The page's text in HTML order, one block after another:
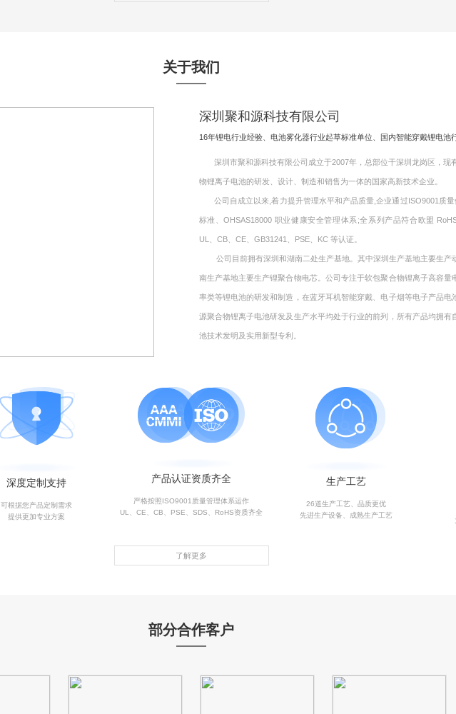
关于我们
深圳聚和源科技有限公司
16年锂电行业经验、电池雾化器行业起草标准单位、国内智能穿戴锂电池
深圳市聚和源科技有限公司成立于2007年，总部位干深圳龙岗区，现
物锂离子电池的研发、设计、制造和销售为一体的国家高新技术企业。
公司自成立以来,着力提升管理水平和产品质量,企业通过ISO9001质量
标准、OHSAS18000 职业健康安全管理体系;全系列产品符合欧盟
UL、CB、CE、GB31241、PSE、KC 等认证。
公司目前拥有深圳和湖南二处生产基地。其中深圳生产基地主要生产
南生产基地主要生产锂聚合物电芯。公司专注于软包聚合物锂离子高容量
率类等锂电池的研发和制造，在蓝牙耳机智能穿戴、电子烟等电子产品电
源聚合物锂离子电池研发及生产水平均处于行业的前列，所有产品均拥
池技术发明及实用新型专利。
深度定制支持
可根据您产品定制需求
提供更加专业方案
产品认证资质齐全
严格按照ISO9001质量管理体系运作
UL、CE、CB、PSE、SDS、RoHS资质齐全
生产工艺
26道生产工艺、品质更优
先进生产设备、成熟生产工艺
了解更多
部分合作客户